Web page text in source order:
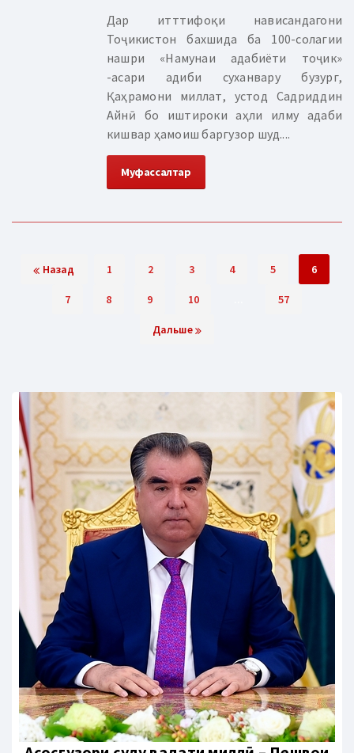
Дар итттифоқи нависандагони
Тоҷикистон бахшида ба 100-солагии
нашри «Намунаи адабиёти тоҷик»
-асари адиби суханвару бузург,
Қаҳрамони миллат, устод Садриддин
Айнӣ бо иштироки аҳли илму адаби
кишвар ҳамоиш баргузор шуд....
Муфассалтар
Назад 1 2 3 4 5 6
7 8 9 10 57
Дальше